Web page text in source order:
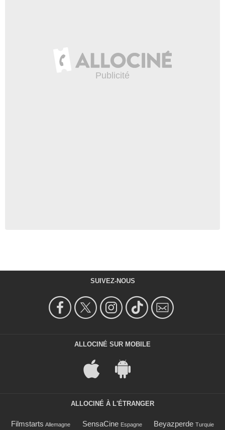
SUIVEZ-NOUS
ALLOCINÉ SUR MOBILE
ALLOCINÉ À L'ÉTRANGER
Filmstarts Allemagne SensaCine Espagne Beyazperde Turquie